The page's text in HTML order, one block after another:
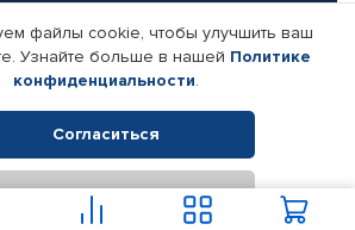
Реквизиты компании
2015-2026. Все права защищены.
товаров Автопрофи.
файлы cookie, чтобы улучшить ваш
Узнайте больше в нашей Политике
конфиденциальности.
Согласиться
Отклонить